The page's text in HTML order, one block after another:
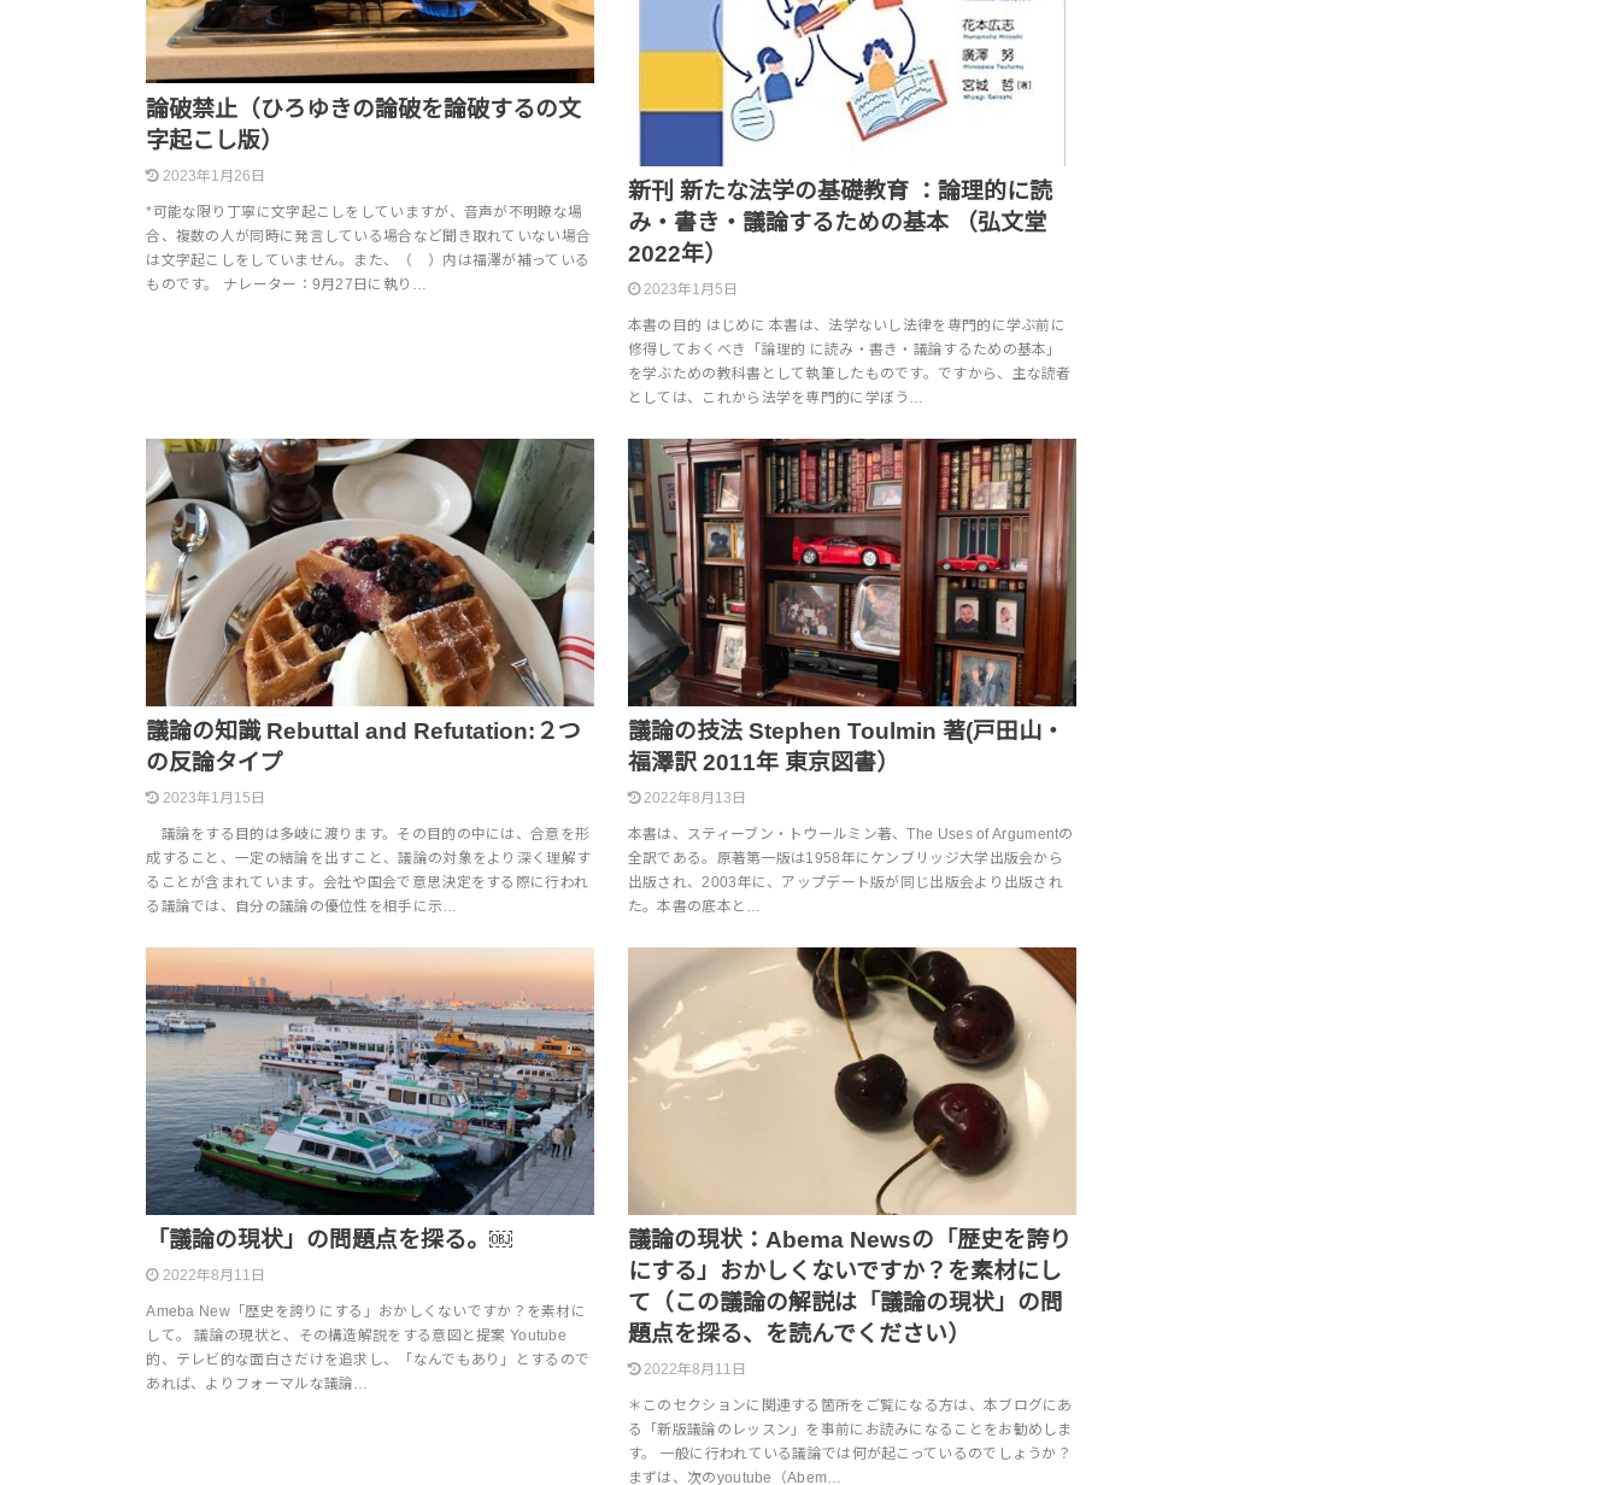
論破禁止（ひろゆきの論破を論破するの文
字起こし版）
2023年1月26日
*可能な限り丁寧に文字起こしをしていますが、音声が不明瞭な場
合、複数の人が同時に発言している場合など聞き取れていない場合
は文字起こしをしていません。また、（ ）内は福澤が補っている
ものです。 ナレーター：9月27日に執り…
新刊 新たな法学の基礎教育 ：論理的に読
み・書き・議論するための基本 （弘文堂
2022年）
2023年1月5日
本書の目的 はじめに 本書は、法学ないし法律を専門的に学ぶ前に
修得しておくべき「論理的 に読み・書き・議論するための基本」
を学ぶための教科書として執筆したものです。ですから、主な読者
としては、これから法学を専門的に学ぼう…
議論の知識 Rebuttal and Refutation:２つ
の反論タイプ
2023年1月15日
議論をする目的は多岐に渡ります。その目的の中には、合意を形
成すること、一定の結論を出すこと、議論の対象をより深く理解す
ることが含まれています。会社や国会で意思決定をする際に行われ
る議論では、自分の議論の優位性を相手に示…
議論の技法 Stephen Toulmin 著(戸田山・
福澤訳 2011年 東京図書）
2022年8月13日
本書は、スティーブン・トウールミン著、The Uses of Argumentの
全訳である。原著第一版は1958年にケンブリッジ大学出版会から
出版され、2003年に、アップデート版が同じ出版会より出版され
た。本書の底本と…
「議論の現状」の問題点を探る。￼
2022年8月11日
Ameba New「歴史を誇りにする」おかしくないですか？を素材に
して。 議論の現状と、その構造解説をする意図と提案 Youtube
的、テレビ的な面白さだけを追求し、「なんでもあり」とするので
あれば、よりフォーマルな議論…
議論の現状：Abema Newsの「歴史を誇り
にする」おかしくないですか？を素材にし
て（この議論の解説は「議論の現状」の問
題点を探る、を読んでください）
2022年8月11日
＊このセクションに関連する箇所をご覧になる方は、本ブログにあ
る「新版議論のレッスン」を事前にお読みになることをお勧めしま
す。 一般に行われている議論では何が起こっているのでしょうか？
まずは、次のyoutube（Abem…